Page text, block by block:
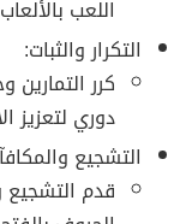
اللعب
التكرار والثبات:
كرر
دوري لتعزيز
التشجيع
قدم التشجيع